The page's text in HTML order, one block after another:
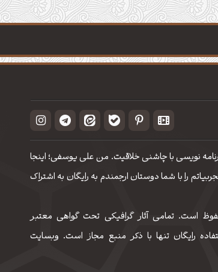
نویسی با چاشنی خلاقیت. من علی یوسفی؛ اینجا
را با شما دوستان ارجمندم به رایگان به اشتراک
است. تمامی آثار گرافیکی تحت گواهی معتبر
رایگان تنها با ذکر منبع مجاز است. وبسایت